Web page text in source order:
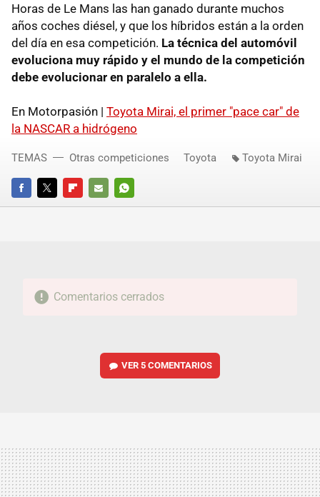
Horas de Le Mans las han ganado durante muchos
años coches diésel, y que los híbridos están a la orden
del día en esa competición. La técnica del automóvil
evoluciona muy rápido y el mundo de la competición
debe evolucionar en paralelo a ella.
En Motorpasión | Toyota Mirai, el primer "pace car" de
la NASCAR a hidrógeno
FACEBOOKTWITTERFLIPBOARD
E-
WHATSAPP
TEMAS Otras competiciones Toyota Toyota Mirai
Comentarios cerrados
VER5 COMENTARIOS